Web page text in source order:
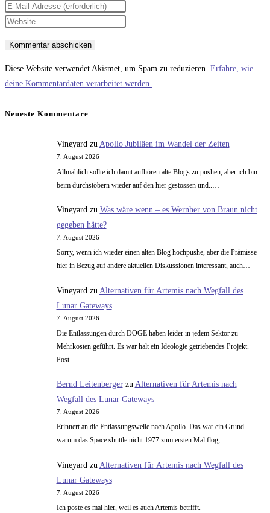
deinen
Namen
zum
Kommentieren
Gib
deine
Adresse
zum
ein
Gib
URL
ein
Diese Website verwendet Akismet, um Spam zu reduzieren. Erfahre, wie
deine Kommentardaten verarbeitet werden.
Neueste Kommentare
Vineyardzu Apollo Jubiläen im Wandel der Zeiten
7. August 2026
Allmählich sollte ich damit aufhören alte Blogs zu pushen, aber ich bin
beim durchstöbern wieder auf den hier gestossen und..…
Vineyard zu Was wäre wenn – es Wernher von Braun nicht
gegeben hätte?
7. August 2026
Sorry, wenn ich wieder einen alten Blog hochpushe, aber die Prämisse
hier in Bezug auf andere aktuellen Diskussionen interessant, auch…
Vineyard zu Alternativen für Artemis nach Wegfall des
Lunar Gateways
7. August 2026
Die Entlassungen durch DOGE haben leider in jedem Sektor zu
Mehrkosten geführt. Es war halt ein Ideologie getriebendes Projekt.
Post…
Bernd Leitenbergerzu Alternativen für Artemis nach
Wegfall des Lunar Gateways
7. August 2026
Erinnert an die Entlassungswelle nach Apollo. Das war ein Grund
warum das Space shuttle nicht 1977 zum ersten Mal flog,…
Vineyard zu Alternativen für Artemis nach Wegfall des
Lunar Gateways
7. August 2026
Ich poste es mal hier, weil es auch Artemis betrifft.